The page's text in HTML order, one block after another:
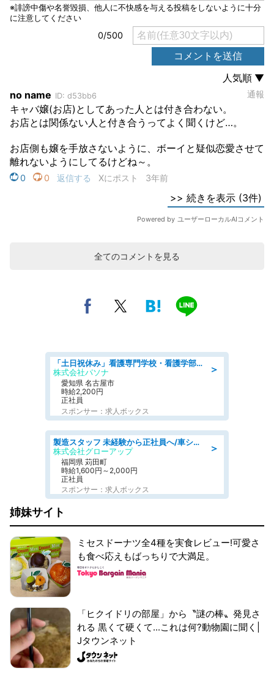
全てのコメントを見る
＞
「土日祝休み」看護専門学校・看護学部での教員業務/看護師/高時給
株式会社パソナ
愛知県 名古屋市
時給2,200円
正社員
スポンサー：求人ボックス
＞
製造スタッフ 未経験から正社員へ/車シートの組立 土日休·2交替で稼ぐ
株式会社グローアップ
福岡県 苅田町
時給1,600円～2,000円
正社員
スポンサー：求人ボックス
姉妹サイト
ミセスドーナツ全4種を実食レビュー!可愛さ
も食べ応えもばっちりで大満足。
「ヒクイドリの部屋」から〝謎の棒〟発見さ
れる 黒くて硬くて...これは何?動物園に聞く|
Jタウンネット